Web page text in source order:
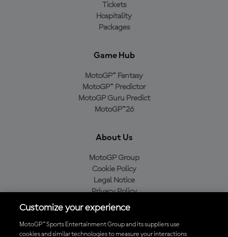
Tickets
Hospitality
Packages
Game Hub
MotoGP™ Fantasy
MotoGP™ Predictor
MotoGP Guru Predict
MotoGP™26
About Us
MotoGP Group
Cookie Policy
Legal Notice
Privacy Policy
Purchase Policy
Customize your experience
MotoGP™ Sports Entertainment Group and its suppliers use
cookies and similar technologies to measure your interactions